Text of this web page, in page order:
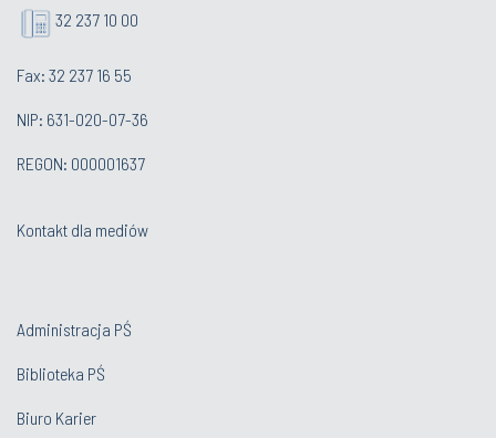
32 237 10 00
Fax: 32 237 16 55
NIP: 631-020-07-36
REGON: 000001637
Kontakt dla mediów
Administracja PŚ
Biblioteka PŚ
Biuro Karier